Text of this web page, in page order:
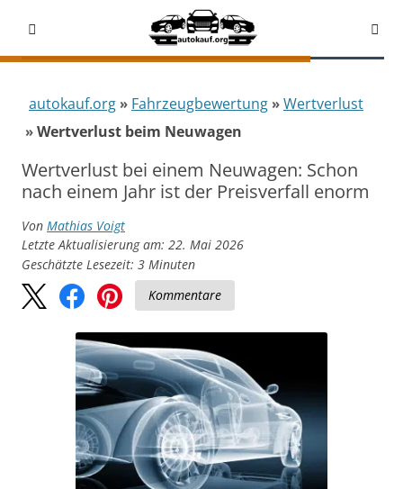
autokauf.org Fahrzeug­bewertung
Wertverlust
Wertverlust beim Neuwagen
Wertverlust bei einem Neuwagen: Schon
nach einem Jahr ist der Preisverfall enorm
Von Mathias Voigt
Letzte Aktualisierung am: 22. Mai 2026
Geschätzte Lesezeit: 3 Minuten
Kommentare